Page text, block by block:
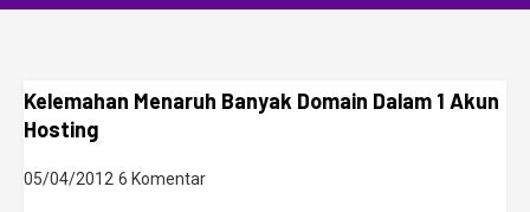
Kelemahan Menaruh Banyak Domain Dalam 1 Akun
Hosting
05/04/2012 6 Komentar